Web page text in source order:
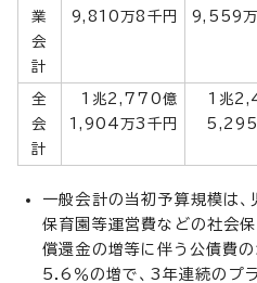
業
会
計
9,810万8千円
9,559万
全
会
計
1兆2,770億
1,904万3千円
1兆
5,295
一般会計の当初予算規模は
保育園等運営費などの社会
償還金の増等に伴う公債費の
5.6％の増で、3年連続のプ